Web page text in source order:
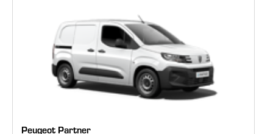
Peugeot Partner